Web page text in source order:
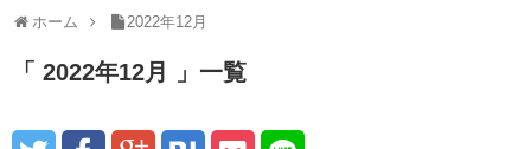
ホーム 2022年12月
2022年12月 一覧